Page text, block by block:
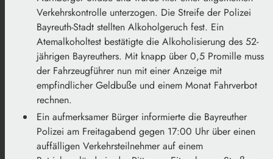
Verkehrskontrolle unterzogen. Die Streife der Polizei
Bayreuth-Stadt stellten Alkoholgeruch fest. Ein
Atemalkoholtest bestätigte die Alkoholisierung des 52-
jährigen Bayreuthers. Mit knapp über 0,5 Promille muss
der Fahrzeugführer nun mit einer Anzeige mit
empfindlicher Geldbuße und einem Monat Fahrverbot
rechnen.
Ein aufmerksamer Bürger informierte die Bayreuther
Polizei am Freitagabend gegen 17:00 Uhr über einen
auffälligen Verkehrsteilnehmer auf einem